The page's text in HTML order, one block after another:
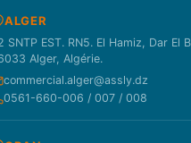
ALGER
SNTP EST. RN5. El Hamiz, Dar El
Alger, Algérie.
commercial.alger@assly.dz
0561-660-006 / 007 / 008